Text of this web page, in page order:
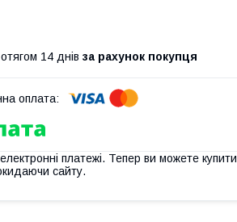
14 днів за рахунок покупця
платежі. Тепер ви можете купити
сайту.